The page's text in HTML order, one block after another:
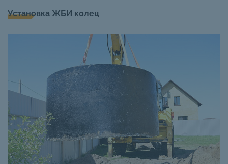
Установка ЖБИ колец